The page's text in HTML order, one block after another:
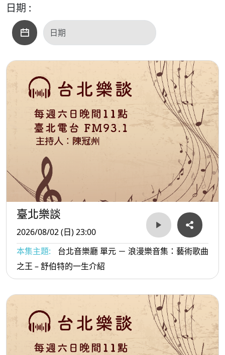
日期 :
臺北樂談
2026/08/02 (日) 23:00
本集主題:
台北音樂廳 單元 － 浪漫樂音集：藝術歌曲
之王 – 舒伯特的一生介紹